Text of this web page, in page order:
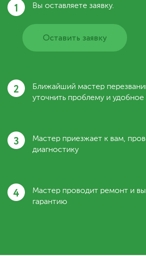
1 Вы оставляете заявку.
Оставить заявку
2
Ближайший мастер
уточнить проблему и удобное
3
Мастер приезжает к вам,
диагностику
4
Мастер проводит ремонт и
гарантию